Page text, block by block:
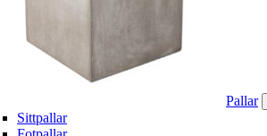
Pallar
Sittpallar